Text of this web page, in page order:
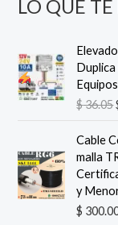
LO QUE
Duplica
$36.05
l
r
i
r
i
Cable
malla
y
$